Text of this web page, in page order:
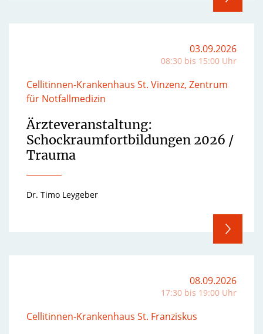
Cellitinnen-Krankenhaus St. Vinzenz, Zentrum
für Notfallmedizin
Ärzteveranstaltung:
Schockraumfortbildungen 2026 /
Trauma
Dr. Timo Leygeber
03.09.2026
08:30 bis 15:00 Uhr
Cellitinnen-Krankenhaus St. Franziskus
08.09.2026
17:30 bis 19:00 Uhr